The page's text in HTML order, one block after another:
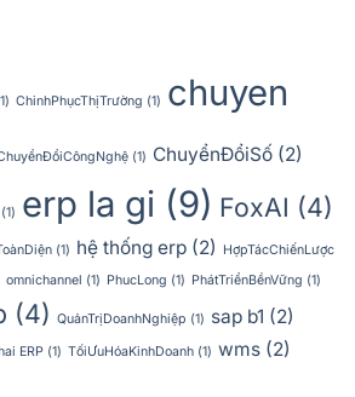
ChinhPhụcThịTrường (1) chuyen
(1) ChuyểnĐổiSố (2)
(1) erp la gi (9) FoxAI (4)
(1) hệ thống erp (2)
HợpTácChiếnLược
omnichannel (1) PhucLong (1) PhátTriểnBềnVững (1)
(4) QuảnTrịDoanhNghiệp (1) sap b1 (2)
ERP (1) TốiƯuHóaKinhDoanh (1) wms (2)